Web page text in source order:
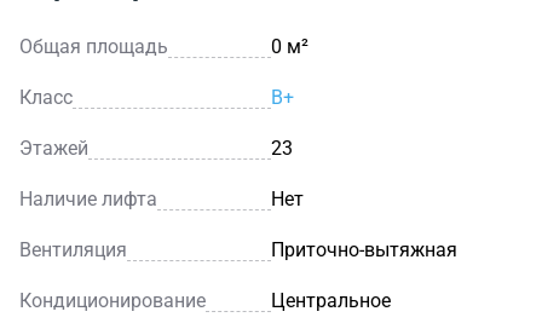
Общая площадь 0 м²
Класс B+
Этажей 23
Наличие лифта Нет
Вентиляция Приточно-вытяжная
Кондиционирование Центральное